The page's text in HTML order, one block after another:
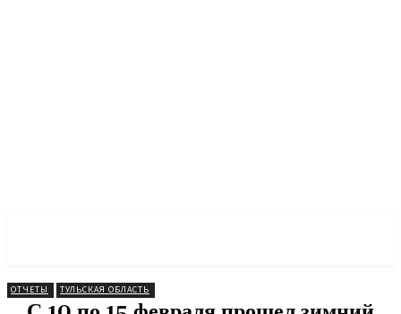
ОТЧЕТЫ ТУЛЬСКАЯ ОБЛАСТЬ